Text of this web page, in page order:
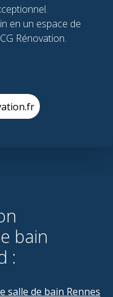
en un espace de
Rénovation.
bain
:
salle de bain Rennes